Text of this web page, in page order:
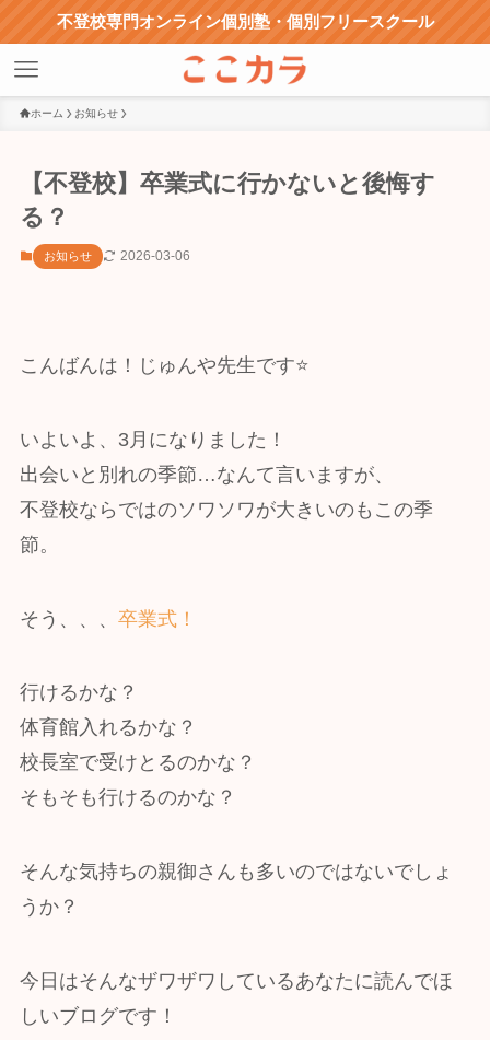
不登校専門オンライン個別塾・個別フリースクール
ホーム お知らせ
【不登校】卒業式に行かないと後悔す
る？
お知らせ 2026-03-06
こんばんは！じゅんや先生です⭐️
いよいよ、3月になりました！
出会いと別れの季節…なんて言いますが、
不登校ならではのソワソワが大きいのもこの季
節。
そう、、、 卒業式！
行けるかな？
体育館入れるかな？
校長室で受けとるのかな？
そもそも行けるのかな？
そんな気持ちの親御さんも多いのではないでしょ
うか？
今日はそんなザワザワしているあなたに読んでほ
しいブログです！